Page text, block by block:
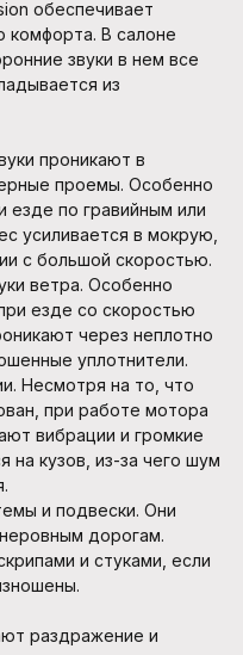
обеспечивает
комфорта. В салоне
звуки в нем все
из
проникают в
проемы. Особенно
езде по гравийным или
усиливается в мокрую,
с большой скоростью.
ветра. Особенно
езде со скоростью
через неплотно
уплотнители.
Несмотря на то, что
при работе мотора
вибрации и громкие
на кузов, из-за чего шум
и подвески. Они
дорогам.
и стуками, если
раздражение и